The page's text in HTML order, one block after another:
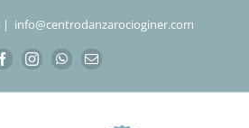
| info@centrodanzarocioginer.com
FacebookInstagramWhatsApp
Correo